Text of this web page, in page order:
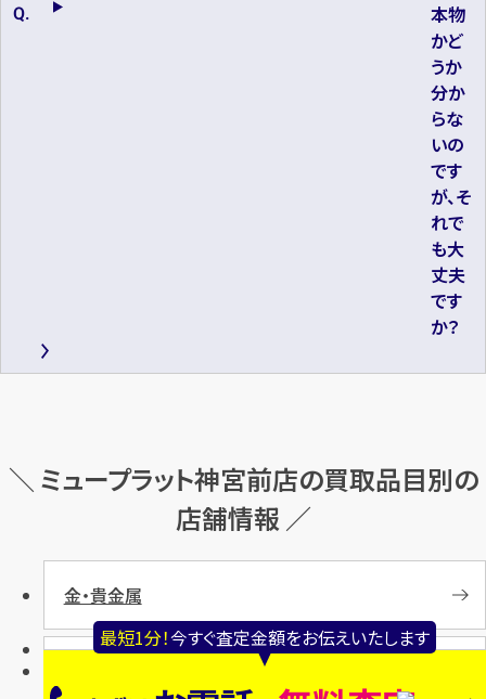
最短1分！今すぐ査定金額をお伝えいたします
本物
かど
うか
分か
らな
いの
です
が、そ
れで
も大
丈夫
です
か？
＼ ミュープラット神宮前店の買取品目別の
店舗情報 ／
金・貴金属